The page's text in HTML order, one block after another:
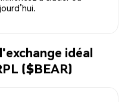
idéal
($BEAR)